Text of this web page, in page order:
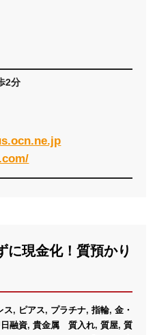
2分
に現金化！質預かり
ス, ピアス, プラチナ, 指輪, 金・
融資, 貴金属 質入れ, 質屋, 質